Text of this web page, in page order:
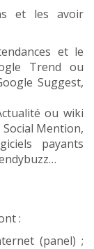
et les avoir
et le
Trend ou
Suggest,
ou wiki
Mention,
payants
:
(panel) ;